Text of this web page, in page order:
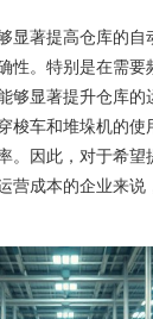
显著提高仓库的
性。特别是在需要
够显著提升仓库
梭车和堆垛机的使
。因此，对于希
营成本的企业来说